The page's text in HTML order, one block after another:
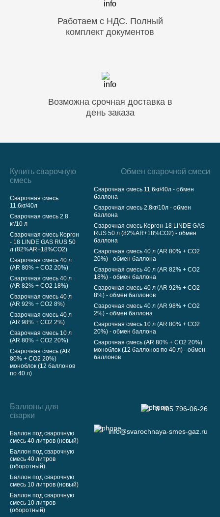
Работаем с НДС. Полный
комплект документов
Возможна срочная доставка в
день заказа
Купить сварочную
смесь
Сварочная смесь
11.6кг/40л
Сварочная смесь 2.8
кг/10 л
Сварочная смесь Коргон
- 18 LINDE GAS RUS 50
л (82%AR+18%CO2)
Сварочная смесь 40 л
(AR 80% + CO2 20%)
Сварочная смесь 40 л
(AR 82% + CO2 18%)
Сварочная смесь 40 л
(AR 92% + CO2 8%)
Сварочная смесь 40 л
(AR 98% + CO2 2%)
Сварочная смесь 10 л
(AR 80% + CO2 20%)
Сварочная смесь (AR
80% + CO2 20%)
моноблок (12 баллонов
по 40 л)
Обмен сварочной смеси
Сварочная смесь 11.6кг/40л - обмен
баллона
Сварочная смесь 2.8кг/10л - обмен
баллона
Сварочная смесь Коргон-18 LINDE GAS
RUS 50 л (82%AR+18%CO2) - обмен
баллона
Сварочная смесь 40 л (AR 80% + CO2
20%) - обмен баллона
Сварочная смесь 40 л (AR 82% + CO2
18%) - обмен баллона
Сварочная смесь 40 л (AR 92% + CO2
8%) - обмен баллонов
Сварочная смесь 40 л (AR 98% + CO2
2%) - обмен баллона
Сварочная смесь 10 л (AR 80% + CO2
20%) - обмен баллона
Сварочная смесь (AR 80% + CO2 20%)
моноблок (12 баллонов по 40 л) - обмен
баллонов
Баллоны для
сварки
Баллон под сварочную
смесь 40 литров (новый)
Баллон под сварочную
смесь 40 литров
(оборотный)
Баллон под сварочную
смесь 10 литров (новый)
Баллон под сварочную
смесь 10 литров
(оборотный)
8 495 796-06-26
info@svarochnaya-smes-gaz.ru